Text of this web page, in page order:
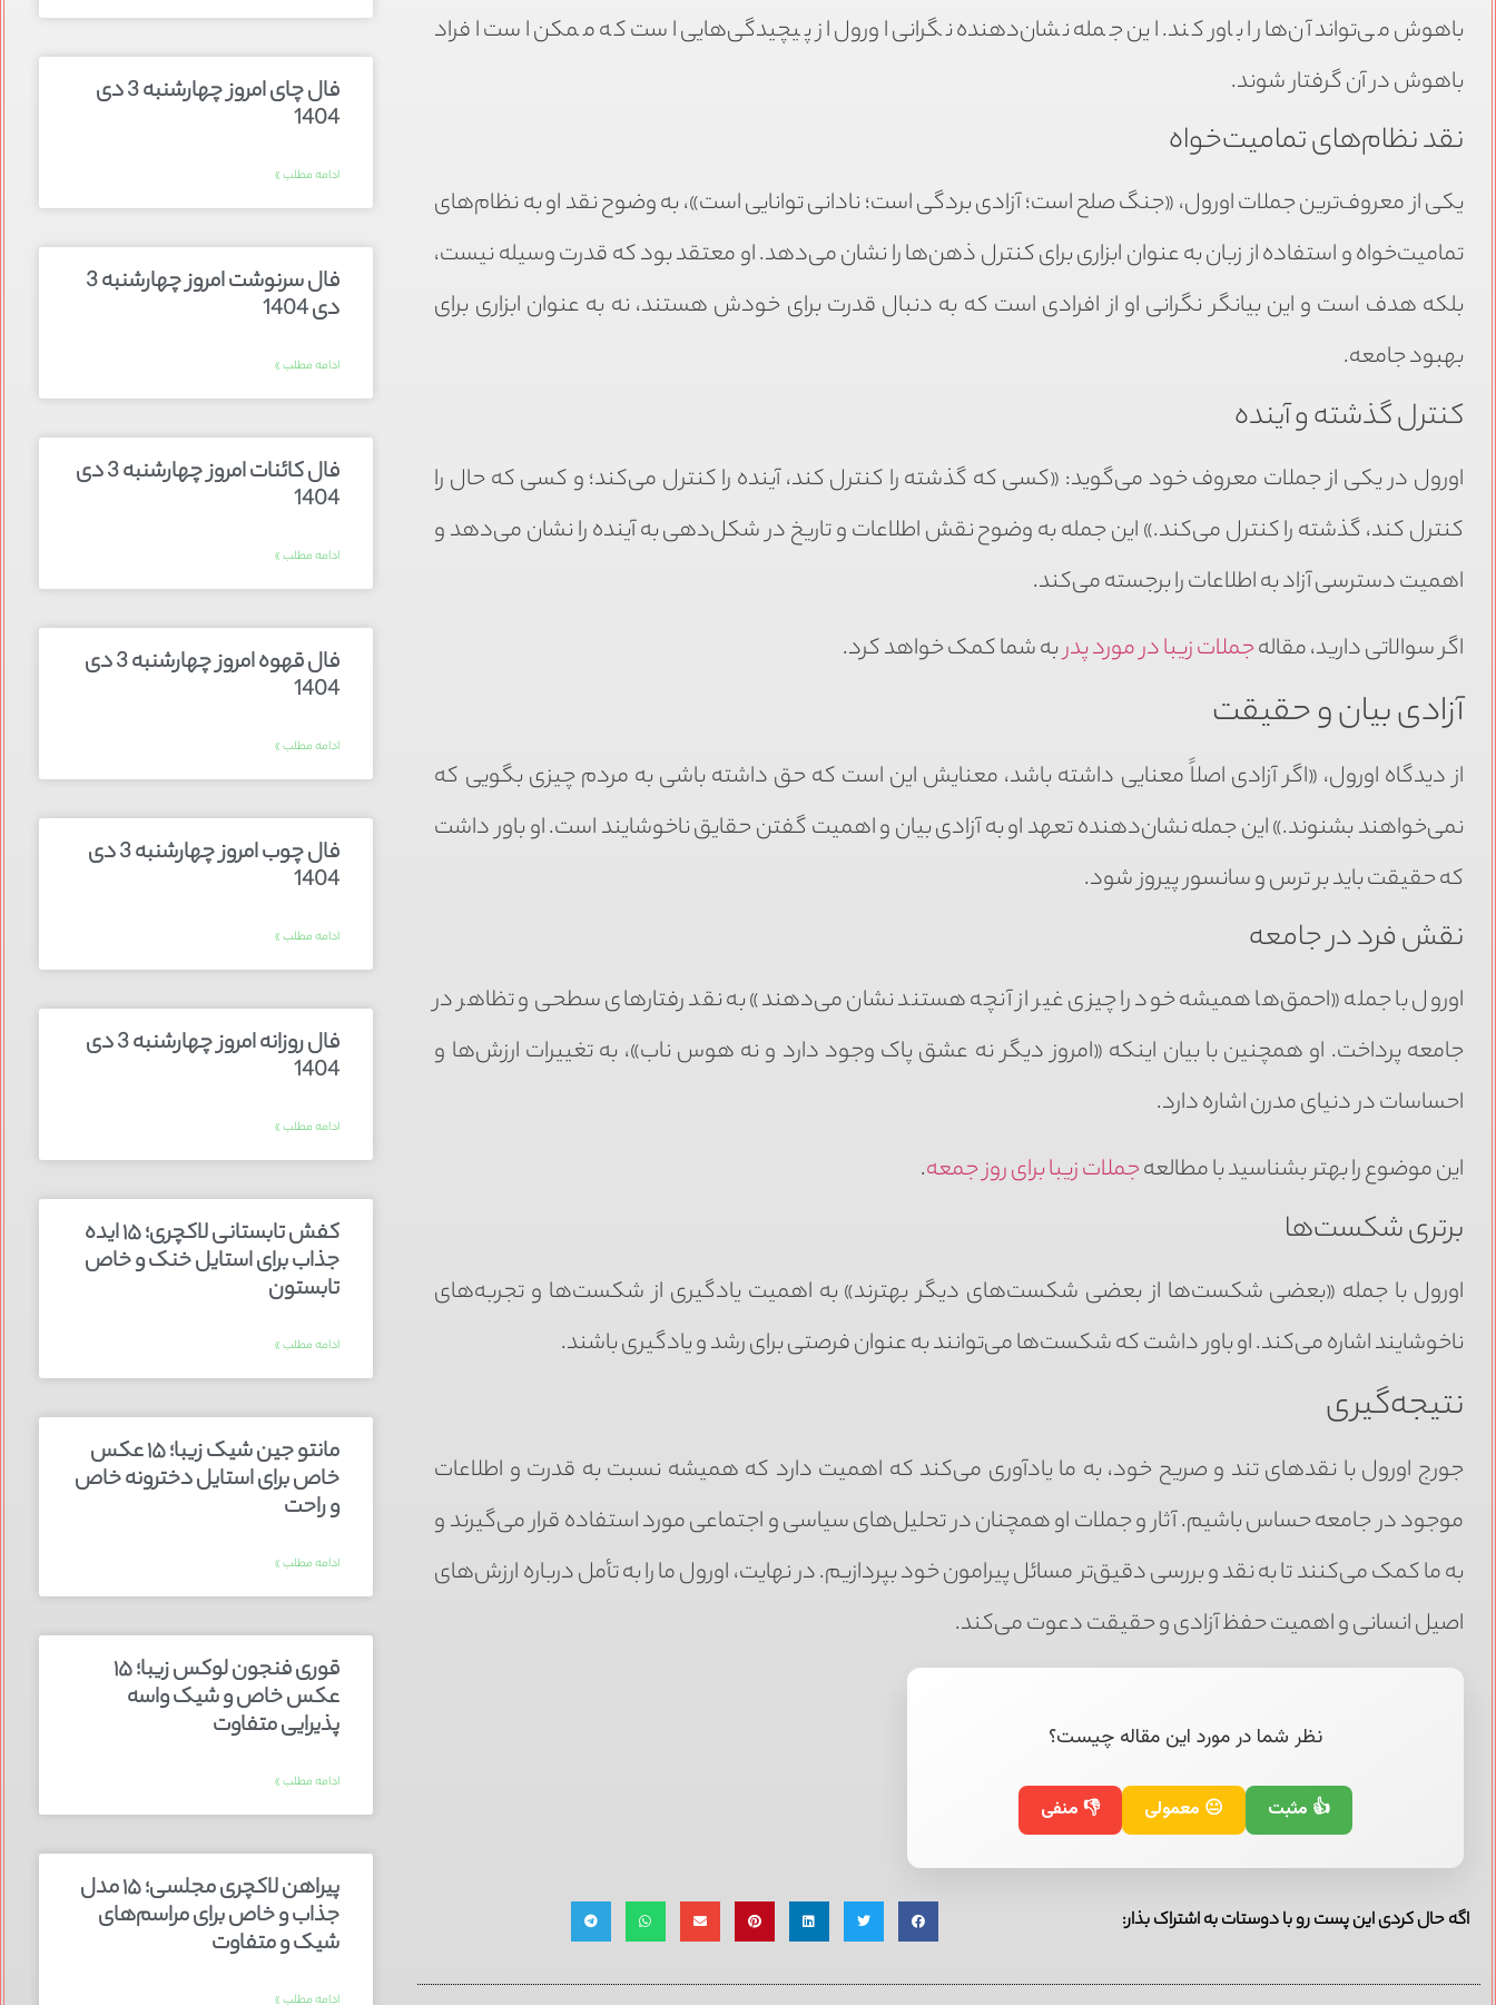
باهوش می‌تواند آن‌ها را باور کند. این جمله نشان‌دهنده نگرانی اورول از پیچیدگی‌هایی است که ممکن است افراد
باهوش در آن گرفتار شوند.
نقد نظام‌های تمامیت‌خواه
یکی از معروف‌ترین جملات اورول، «جنگ صلح است؛ آزادی بردگی است؛ نادانی توانایی است»، به وضوح نقد او به نظام‌های
تمامیت‌خواه و استفاده از زبان به عنوان ابزاری برای کنترل ذهن‌ها را نشان می‌دهد. او معتقد بود که قدرت وسیله نیست،
بلکه هدف است و این بیانگر نگرانی او از افرادی است که به دنبال قدرت برای خودش هستند، نه به عنوان ابزاری برای
بهبود جامعه.
کنترل گذشته و آینده
اورول در یکی از جملات معروف خود می‌گوید: «کسی که گذشته را کنترل کند، آینده را کنترل می‌کند؛ و کسی که حال را
کنترل کند، گذشته را کنترل می‌کند.» این جمله به وضوح نقش اطلاعات و تاریخ در شکل‌دهی به آینده را نشان می‌دهد و
اهمیت دسترسی آزاد به اطلاعات را برجسته می‌کند.
اگر سوالاتی دارید، مقالهجملات زیبا در مورد پدربه شما کمک خواهد کرد.
آزادی بیان و حقیقت
از دیدگاه اورول، «اگر آزادی اصلاً معنایی داشته باشد، معنایش این است که حق داشته باشی به مردم چیزی بگویی که
نمی‌خواهند بشنوند.» این جمله نشان‌دهنده تعهد او به آزادی بیان و اهمیت گفتن حقایق ناخوشایند است. او باور داشت
که حقیقت باید بر ترس و سانسور پیروز شود.
نقش فرد در جامعه
اورول با جمله «احمق‌ها همیشه خود را چیزی غیر از آنچه هستند نشان می‌دهند» به نقد رفتارهای سطحی و تظاهر در
جامعه پرداخت. او همچنین با بیان اینکه «امروز دیگر نه عشق پاک وجود دارد و نه هوس ناب»، به تغییرات ارزش‌ها و
احساسات در دنیای مدرن اشاره دارد.
این موضوع را بهتر بشناسید با مطالعهجملات زیبا برای روز جمعه.
برتری شکست‌ها
اورول با جمله «بعضی شکست‌ها از بعضی شکست‌های دیگر بهترند» به اهمیت یادگیری از شکست‌ها و تجربه‌های
ناخوشایند اشاره می‌کند. او باور داشت که شکست‌ها می‌توانند به عنوان فرصتی برای رشد و یادگیری باشند.
نتیجه‌گیری
جورج اورول با نقدهای تند و صریح خود، به ما یادآوری می‌کند که اهمیت دارد که همیشه نسبت به قدرت و اطلاعات
موجود در جامعه حساس باشیم. آثار و جملات او همچنان در تحلیل‌های سیاسی و اجتماعی مورد استفاده قرار می‌گیرند و
به ما کمک می‌کنند تا به نقد و بررسی دقیق‌تر مسائل پیرامون خود بپردازیم. در نهایت، اورول ما را به تأمل درباره ارزش‌های
اصیل انسانی و اهمیت حفظ آزادی و حقیقت دعوت می‌کند.
نظر شما در مورد این مقاله چیست؟
👍 مثبت 😐 معمولی 👎 منفی
اگه حال کردی این پست رو با دوستات به اشتراک بذار:
فال چای امروز چهارشنبه 3 دی
1404
ادامه مطلب »
فال سرنوشت امروز چهارشنبه 3
دی 1404
ادامه مطلب »
فال کائنات امروز چهارشنبه 3 دی
1404
ادامه مطلب »
فال قهوه امروز چهارشنبه 3 دی
1404
ادامه مطلب »
فال چوب امروز چهارشنبه 3 دی
1404
ادامه مطلب »
فال روزانه امروز چهارشنبه 3 دی
1404
ادامه مطلب »
کفش تابستانی لاکچری؛ ۱۵ ایده‌
جذاب برای استایل خنک و خاص
تابستون
ادامه مطلب »
مانتو جین شیک زیبا؛ ۱۵ عکس
خاص برای استایل دخترونه خاص
و راحت
ادامه مطلب »
قوری فنجون لوکس زیبا؛ ۱۵
عکس خاص و شیک واسه
پذیرایی متفاوت
ادامه مطلب »
پیراهن لاکچری مجلسی؛ ۱۵ مدل
جذاب و خاص برای مراسم‌های
شیک و متفاوت
ادامه مطلب »